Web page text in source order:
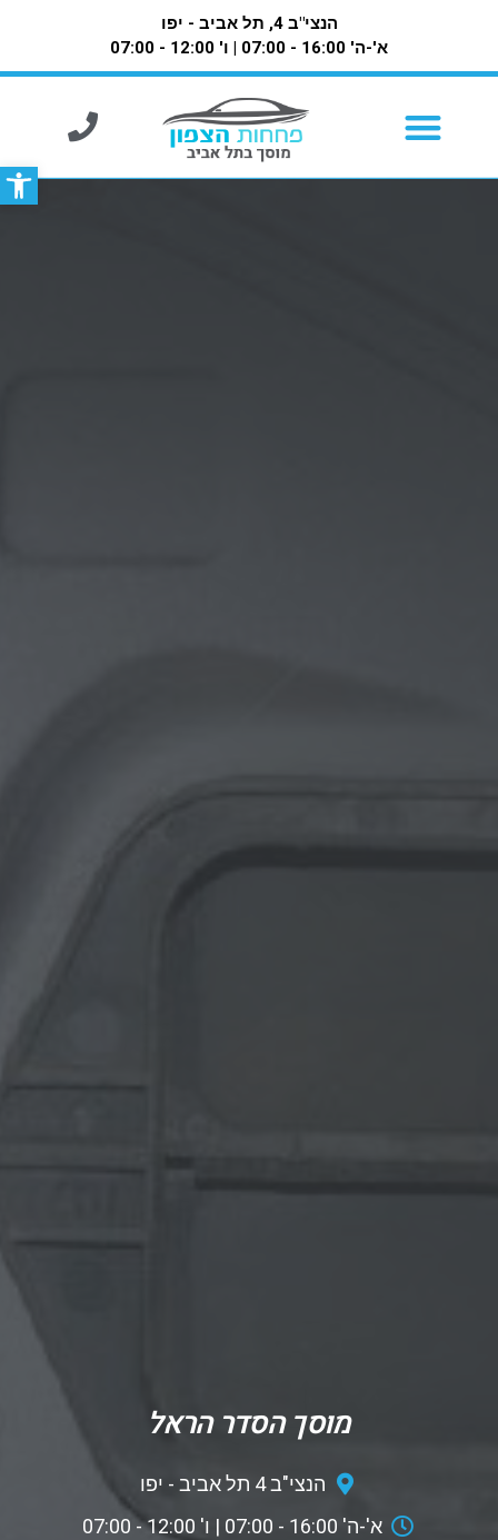
פתח
הנצי"ב 4, תל אביב - יפו
א'-ה' 16:00 - 07:00 | ו' 12:00 - 07:00
מוסך הסדר הראל
הנצי"ב 4 תל אביב - יפו
א'-ה' 16:00 - 07:00 | ו' 12:00 - 07:00